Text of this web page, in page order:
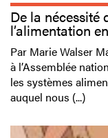
De la nécessité
l’alimentation
Par Marie Walser
à l’Assemblée
les systèmes
auquel nous (...)